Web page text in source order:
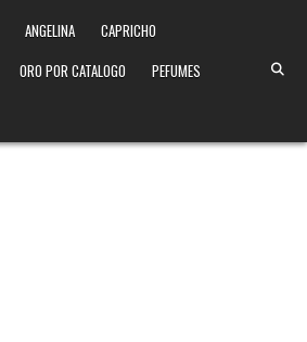
ANGELINA
CAPRICHO
ORO POR CATALOGO
PEFUMES